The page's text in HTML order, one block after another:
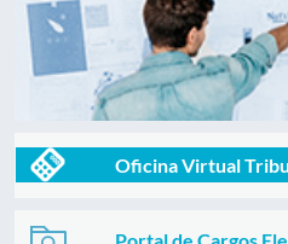
Oficina Virtual